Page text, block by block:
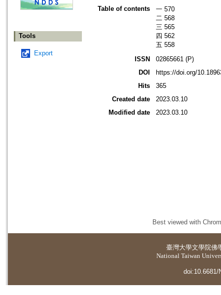
Tools
Export
Table of contents
一 570
二 568
三 565
四 562
五 558
ISSN
02865661 (P)
DOI
https://doi.org/
Hits
365
Created date
2023.03.10
Modified date
2023.03.10
Best viewed with
臺灣大學文學院佛
National Taiwan
doi:10.6681/